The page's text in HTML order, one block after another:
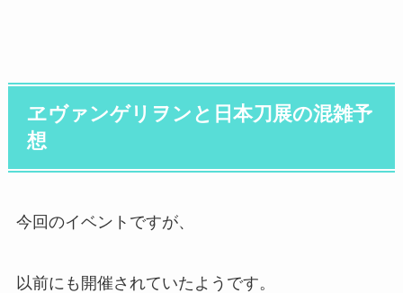
ヱヴァンゲリヲンと日本刀展の混雑予
想
今回のイベントですが、
以前にも開催されていたようです。